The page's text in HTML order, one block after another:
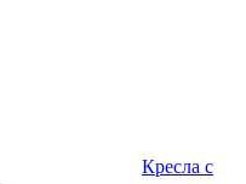
Кресла с